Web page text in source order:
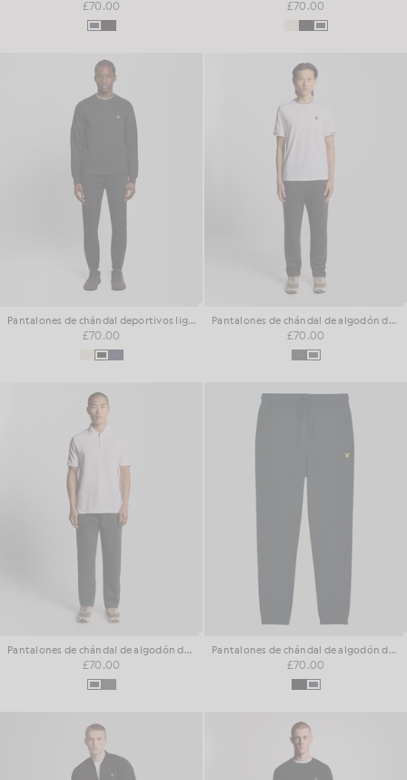
£70.00 £70.00
Pantalones de chándal deportivos ligeros
£70.00
Pantalones de chándal de algodón de corte recto
£70.00
Pantalones de chándal de algodón de corte recto
£70.00
Pantalones de chándal de algodón de corte ajustado
£70.00